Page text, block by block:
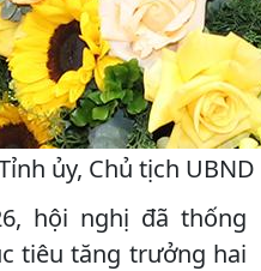
ủy, Chủ tịch
hội nghị đã thống
tiêu tăng trưởng hai